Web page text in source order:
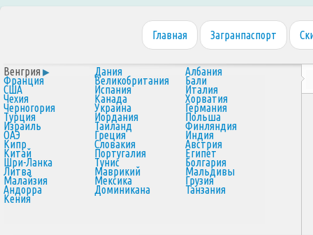
Главная Загранпаспорт
Венгрия Дания Албания
Франция Великобритания Бали
США Испания Италия
Чехия Канада Хорватия
Черногория Украина Германия
Турция Иордания Польша
Израиль Таиланд Финляндия
ОАЭ Греция Индия
Кипр Словакия Австрия
Китай Португалия Египет
Шри-Ланка Тунис Болгария
Литва Маврикий Мальдивы
Малайзия Мексика Грузия
Андорра Доминикана Танзания
Кения